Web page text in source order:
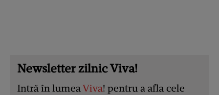
Newsletter zilnic Viva!
Intră în lumeaViva! pentru a afla cele